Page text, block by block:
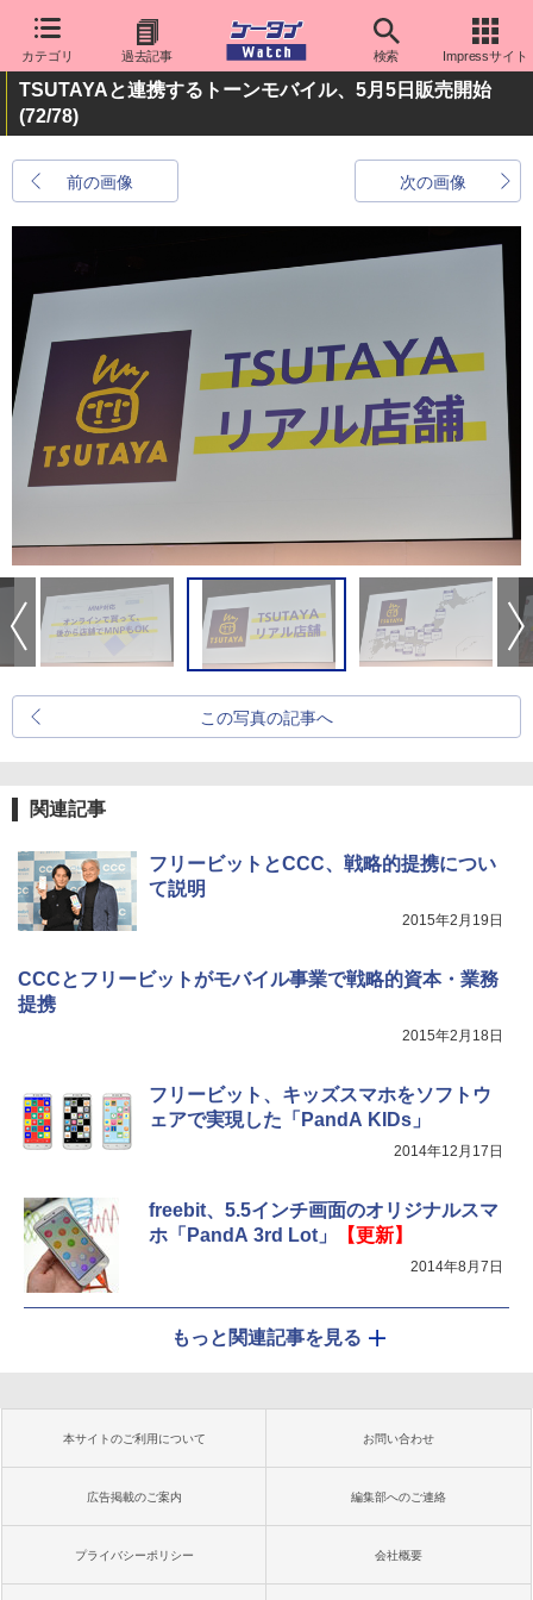
カテゴリ 過去記事 検索 Impressサイト
TSUTAYAと連携するトーンモバイル、5月5日販売開始
(72/78)
前の画像 次の画像
この写真の記事へ
関連記事
フリービットとCCC、戦略的提携につい
て説明
2015年2月19日
CCCとフリービットがモバイル事業で戦略的資本・業務
提携
2015年2月18日
フリービット、キッズスマホをソフトウ
ェアで実現した「PandA KIDs」
2014年12月17日
freebit、5.5インチ画面のオリジナルスマ
ホ「PandA 3rd Lot」
【更新】
2014年8月7日
もっと関連記事を見る
本サイトのご利用について お問い合わせ
広告掲載のご案内 編集部へのご連絡
プライバシーポリシー 会社概要